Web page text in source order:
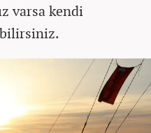
varsa kendi